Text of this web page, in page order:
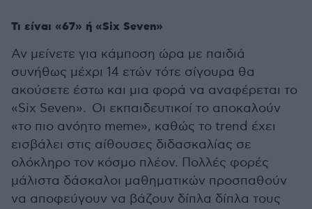
Τι είναι «67» ή «Six Seven»
Αν μείνετε για κάμποση ώρα με παιδιά
συνήθως μέχρι 14 ετών τότε σίγουρα θα
ακούσετε έστω και μια φορά να αναφέρεται το
«Six Seven». Οι εκπαιδευτικοί το αποκαλούν
«το πιο ανόητο meme», καθώς το trend έχει
εισβάλει στις αίθουσες διδασκαλίας σε
ολόκληρο τον κόσμο πλέον. Πολλές φορές
μάλιστα δάσκαλοι μαθηματικών προσπαθούν
να αποφεύγουν να βάζουν δίπλα δίπλα τους